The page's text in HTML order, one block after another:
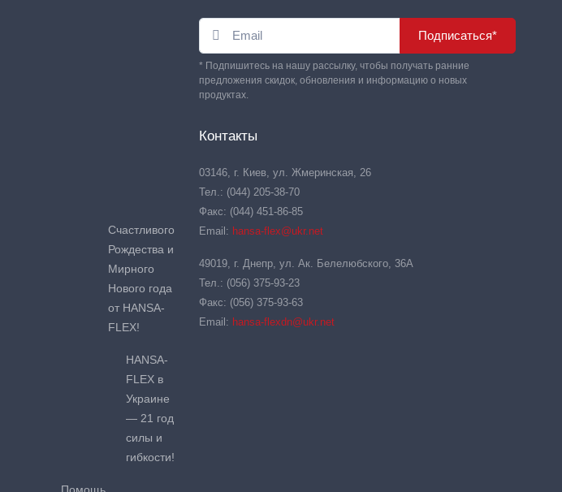
Счастливого
Рождества и
Мирного
Нового года
от HANSA-
FLEX!
HANSA-
FLEX в
Украине
— 21 год
силы и
гибкости!
Помощь
Подписаться*
* Подпишитесь на нашу рассылку, чтобы получать ранние
предложения скидок, обновления и информацию о новых
продуктах.
Контакты
03146, г. Киев, ул. Жмеринская, 26
Тел.: (044) 205-38-70
Факс: (044) 451-86-85
Email: hansa-flex@ukr.net
49019, г. Днепр, ул. Ак. Белелюбского, 36А
Тел.: (056) 375-93-23
Факс: (056) 375-93-63
Email: hansa-flexdn@ukr.net